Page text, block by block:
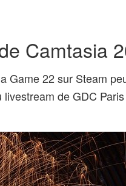
Camtasia
Game 22 sur Steam
de GDC